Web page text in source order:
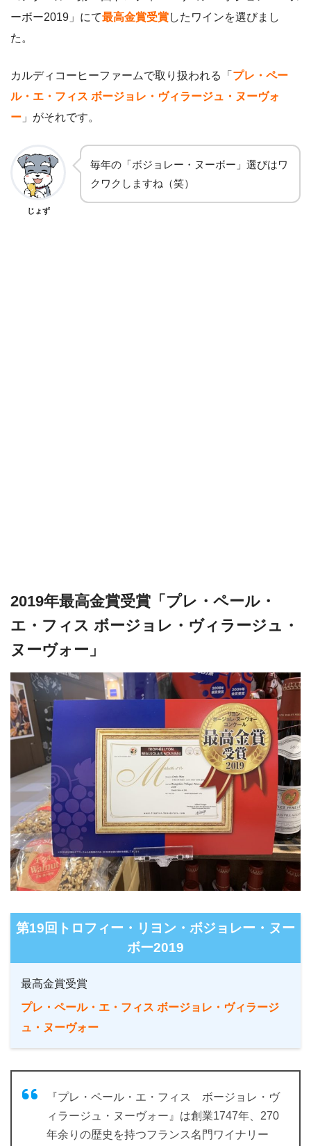
ーボー2019」にて最高金賞受賞したワインを選びまし
た。
カルディコーヒーファームで取り扱われる「 プレ・ペー
ル・エ・フィス ボージョレ・ヴィラージュ・ヌーヴォ
ー 」がそれです。
じょず
毎年の「ボジョレー・ヌーボー」選びはワ
クワクしますね（笑）
2019年最高金賞受賞「プレ・ペール・
エ・フィス ボージョレ・ヴィラージュ・
ヌーヴォー」
第19回トロフィー・リヨン・ボジョレー・ヌー
ボー2019
最高金賞受賞
プレ・ペール・エ・フィス ボージョレ・ヴィラージ
ュ・ヌーヴォー
『プレ・ペール・エ・フィス ボージョレ・ヴ
ィラージュ・ヌーヴォー』は創業1747年、270
年余りの歴史を持つフランス名門ワイナリー